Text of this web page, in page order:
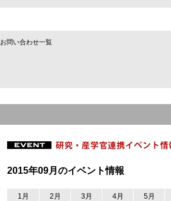
お問い合わせ一覧
2015年09月のイベント情報
1月 2月 3月 4月 5月